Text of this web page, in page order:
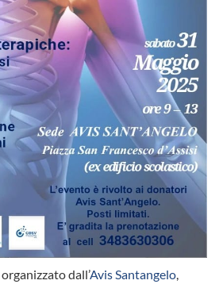
dall’Avis Santangelo,